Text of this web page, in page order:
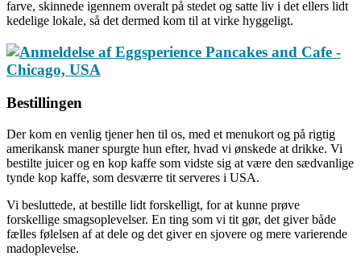
farve, skinnede igennem overalt på stedet og satte liv i det ellers lidt
kedelige lokale, så det dermed kom til at virke hyggeligt.
Bestillingen
Der kom en venlig tjener hen til os, med et menukort og på rigtig
amerikansk maner spurgte hun efter, hvad vi ønskede at drikke. Vi
bestilte juicer og en kop kaffe som vidste sig at være den sædvanlige
tynde kop kaffe, som desværre tit serveres i USA.
Vi besluttede, at bestille lidt forskelligt, for at kunne prøve
forskellige smagsoplevelser. En ting som vi tit gør, det giver både
fælles følelsen af at dele og det giver en sjovere og mere varierende
madoplevelse.